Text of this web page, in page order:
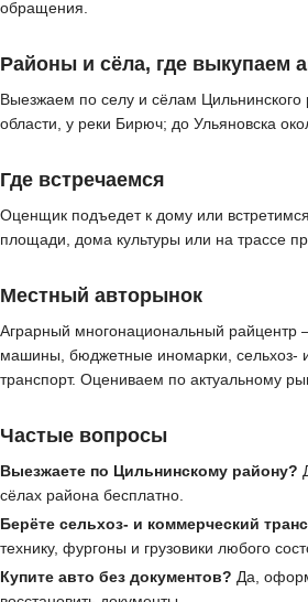
обращения.
Районы и сёла, где выкупаем
Выезжаем по селу и сёлам Цильнинского
области, у реки Бирюч; до Ульяновска
Где встречаемся
Оценщик подъедет к дому или
площади, дома культуры или на трассе
Местный авторынок
Аграрный многонациональный райцентр
машины, бюджетные иномарки, сельхоз-
транспорт. Оцениваем по актуальному
Частые вопросы
Выезжаете по Цильнинскому району?
сёлах района бесплатно.
Берёте сельхоз- и коммерческий
технику, фургоны и грузовики любого
Купите авто без документов? Да,